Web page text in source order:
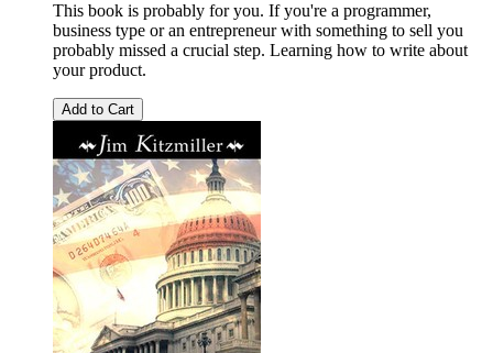
This book is probably for you. If you're a programmer,
business type or an entrepreneur with something to sell you
probably missed a crucial step. Learning how to write about
your product.
Add to Cart